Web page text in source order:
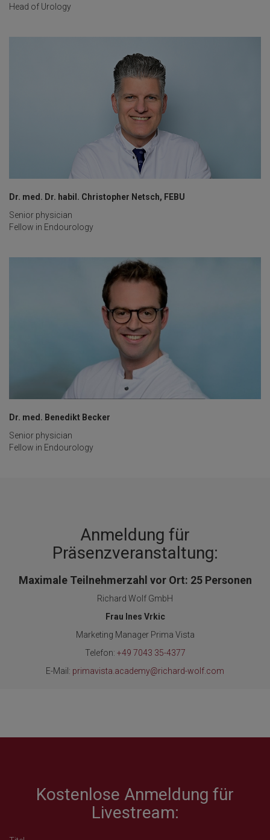
Head of Urology
Dr. med. Dr. habil. Christopher Netsch, FEBU
Senior physician
Fellow in Endourology
Dr. med. Benedikt Becker
Senior physician
Fellow in Endourology
Anmeldung für
Präsenzveranstaltung:
Maximale Teilnehmerzahl vor Ort: 25 Personen
Richard Wolf GmbH
Frau Ines Vrkic
Marketing Manager Prima Vista
Telefon: +49 7043 35-4377
E-Mail: primavista.academy@richard-wolf.com
Kostenlose Anmeldung für
Livestream: